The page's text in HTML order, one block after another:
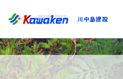
川中島建設
川中島建設
トップ